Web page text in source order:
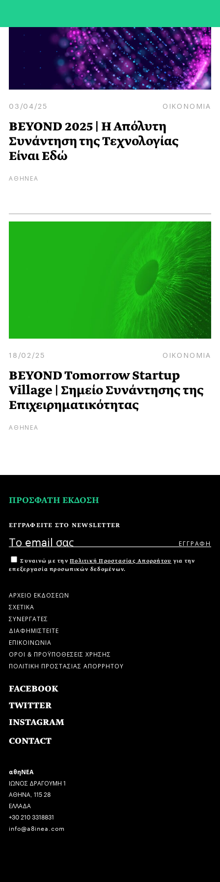
03/04/25 ΟΙΚΟΝΟΜΙΑ
BEYOND 2025 | Η Απόλυτη
Συνάντηση της Τεχνολογίας
Είναι Εδώ
ΑΘΗΝΕΑ
18/02/25 ΟΙΚΟΝΟΜΙΑ
BEYOND Tomorrow Startup
Village | Σημείο Συνάντησης της
Επιχειρηματικότητας
ΑΘΗΝΕΑ
ΠΡΟΣΦΑΤΗ ΕΚΔΟΣΗ
ΕΓΓΡΑΦΕΙΤΕ ΣΤΟ NEWSLETTER
Συναινώ με την Πολιτική Προστασίας Απορρήτου για την
επεξεργασία προσωπικών δεδομένων.
ΑΡΧΕΙΟ ΕΚΔΟΣΕΩΝ
ΣΧΕΤΙΚΑ
ΣΥΝΕΡΓΑΤΕΣ
ΔΙΑΦΗΜΙΣΤΕΙΤΕ
ΕΠΙΚΟΙΝΩΝΙΑ
ΟΡΟΙ & ΠΡΟΫΠΟΘΕΣΕΙΣ ΧΡΗΣΗΣ
ΠΟΛΙΤΙΚΗ ΠΡΟΣΤΑΣΙΑΣ ΑΠΟΡΡΗΤΟΥ
FACEBOOK
TWITTER
INSTAGRAM
CONTACT
αθηΝΕΑ
ΙΩΝΟΣ ΔΡΑΓΟΥΜΗ 1
ΑΘΗΝΑ, 115 28
ΕΛΛΑΔΑ
+30 210 3318831
info@a8inea.com